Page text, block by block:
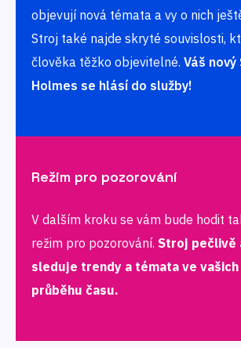
objevují nová témata a vy o nich
Stroj také najde skryté souvislosti,
člověka těžko objevitelné. Váš
Holmes se hlásí do služby!
Režim pro pozorování
V dalším kroku se vám bude hodit
režim pro pozorování. Stroj pečlivě
sleduje trendy a témata ve
průběhu času.